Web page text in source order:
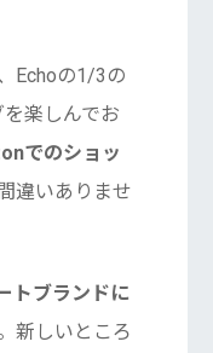
Echoの1/3の
楽しんでお
でのショッ
違いありませ
トブランドに
新しいところ